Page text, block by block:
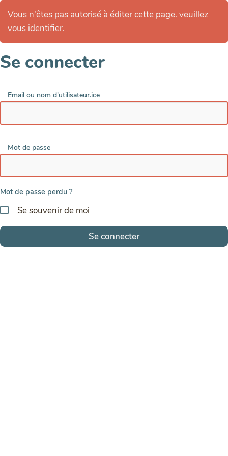
Vous n'êtes pas autorisé à éditer cette page. veuillez
vous identifier.
Se connecter
Email ou nom d'utilisateur.ice
Mot de passe
Mot de passe perdu ?
Se souvenir de moi
Se connecter